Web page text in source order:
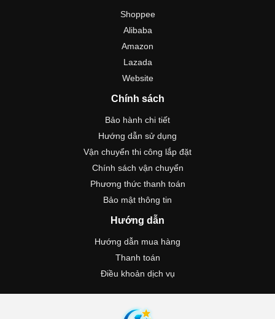
Shoppee
Alibaba
Amazon
Lazada
Website
Chính sách
Bảo hành chi tiết
Hướng dẫn sử dụng
Vận chuyển thi công lắp đặt
Chính sách vận chuyển
Phương thức thanh toán
Bảo mật thông tin
Hướng dẫn
Hướng dẫn mua hàng
Thanh toán
Điều khoản dịch vụ